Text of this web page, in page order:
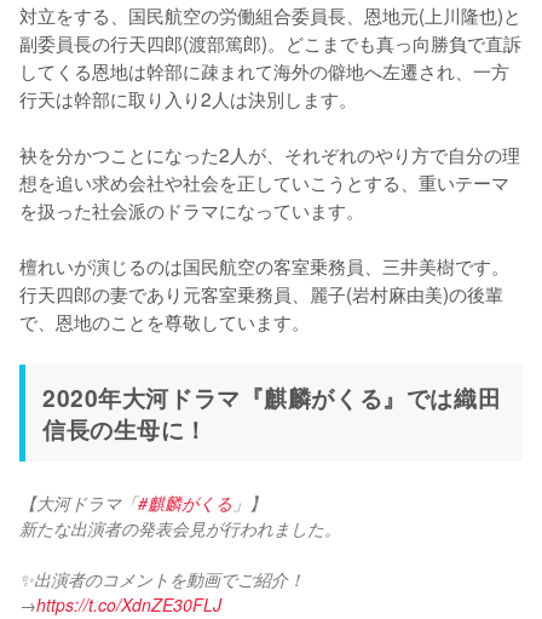
対立をする、国民航空の労働組合委員長、恩地元(上川隆也)と
副委員長の行天四郎(渡部篤郎)。どこまでも真っ向勝負で直訴
してくる恩地は幹部に疎まれて海外の僻地へ左遷され、一方
行天は幹部に取り入り2人は決別します。
袂を分かつことになった2人が、それぞれのやり方で自分の理
想を追い求め会社や社会を正していこうとする、重いテーマ
を扱った社会派のドラマになっています。
檀れいが演じるのは国民航空の客室乗務員、三井美樹です。
行天四郎の妻であり元客室乗務員、麗子(岩村麻由美)の後輩
で、恩地のことを尊敬しています。
2020年大河ドラマ『麒麟がくる』では織田
信長の生母に！
【大河ドラマ「#麒麟がくる 」】
新たな出演者の発表会見が行われました。
✨出演者のコメントを動画でご紹介！
→https://t.co/XdnZE30FLJ